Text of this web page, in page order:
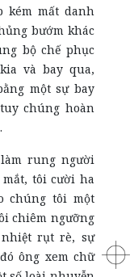
kém mất danh
bướm khác
bộ chế phục
và bay qua,
một sự bay
chúng hoàn
rung người
tôi cười ha
chúng tôi một
chiêm ngưỡng
rụt rè, sự
ông xem chữ